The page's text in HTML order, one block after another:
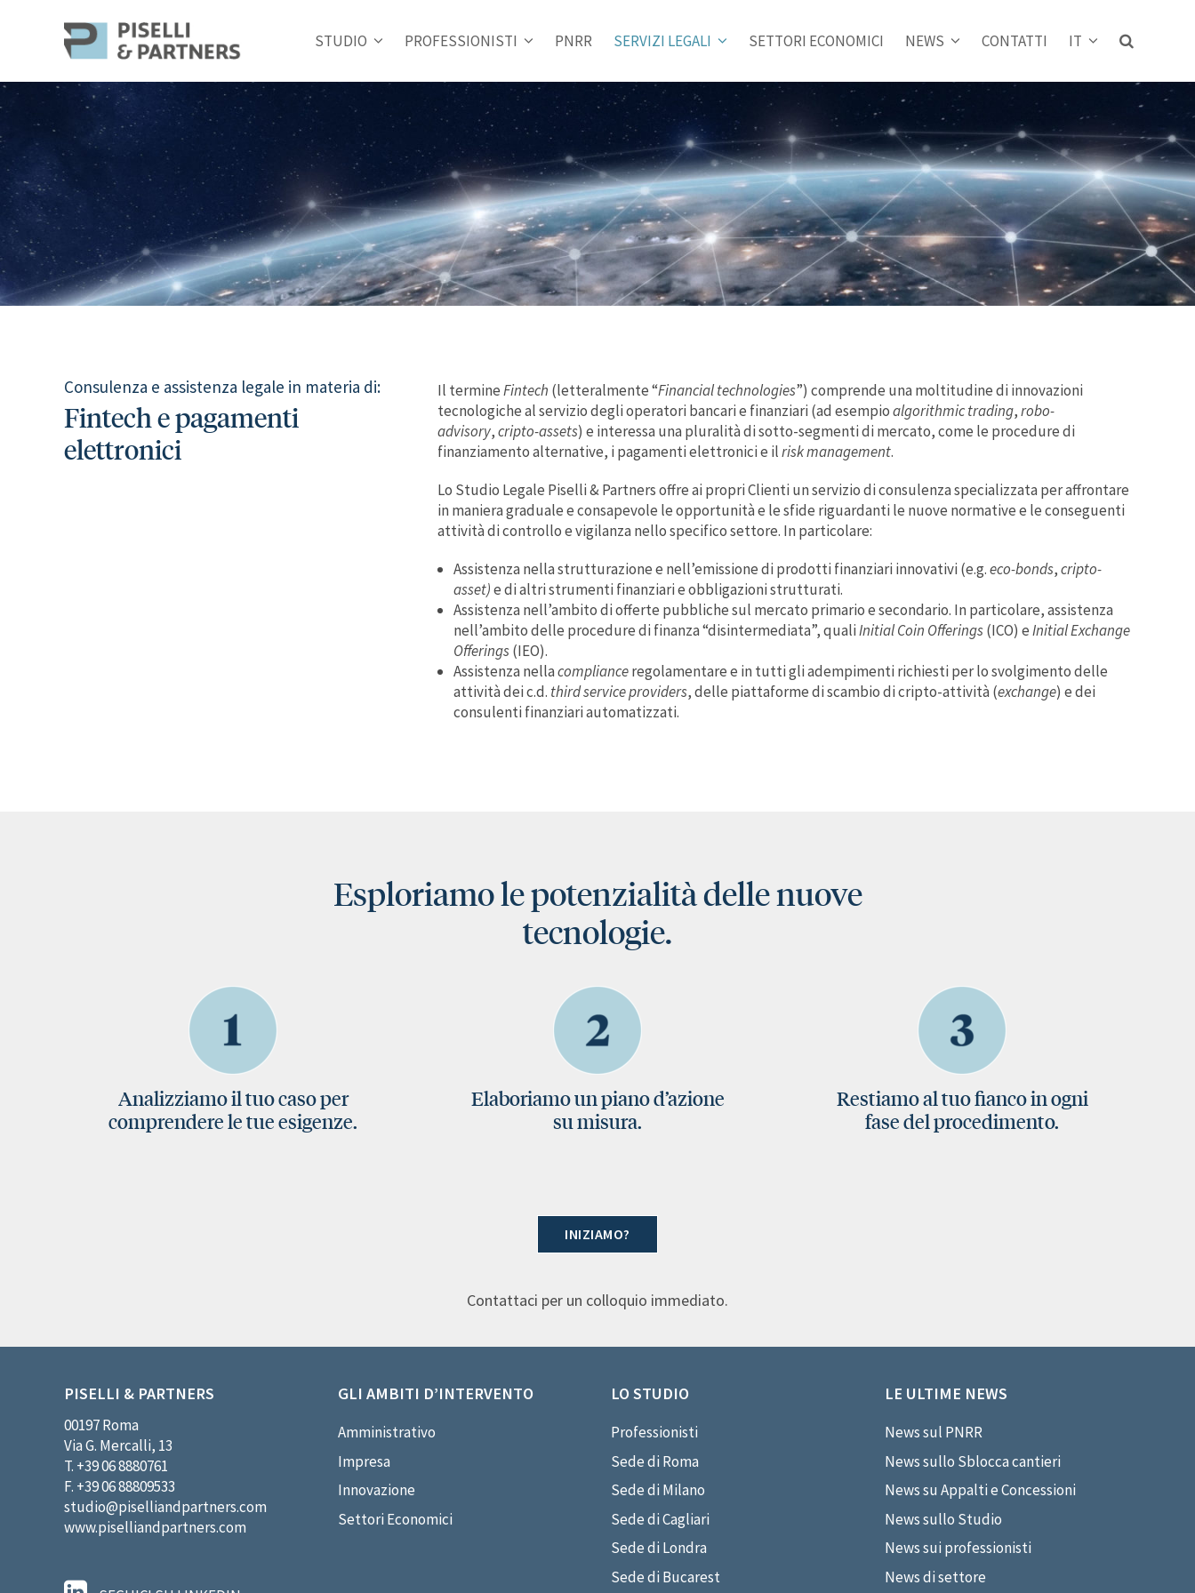
STUDIO PROFESSIONISTI PNRR SERVIZI LEGALI SETTORI ECONOMICI NEWS CONTATTI IT
Consulenza e assistenza legale in materia di:
Fintech e pagamenti
elettronici
Il termineFintech (letteralmente “Financial technologies”) comprende una moltitudine di innovazioni
tecnologiche al servizio degli operatori bancari e finanziari (ad esempioalgorithmic trading,robo-
advisory,cripto-assets) e interessa una pluralità di sotto-segmenti di mercato, come le procedure di
finanziamento alternative, i pagamenti elettronici e ilrisk management.
Lo Studio Legale Piselli & Partners offre ai propri Clienti un servizio di consulenza specializzata per affrontare
in maniera graduale e consapevole le opportunità e le sfide riguardanti le nuove normative e le conseguenti
attività di controllo e vigilanza nello specifico settore. In particolare:
Assistenza nella strutturazione e nell’emissione di prodotti finanziari innovativi (e.g.eco-bonds,cripto-
asset)e di altri strumenti finanziari e obbligazioni strutturati.
Assistenza nell’ambito di offerte pubbliche sul mercato primario e secondario. In particolare, assistenza
nell’ambito delle procedure di finanza “disintermediata”, qualiInitial Coin Offerings(ICO) eInitial Exchange
Offerings(IEO).
Assistenza nellacomplianceregolamentare e in tutti gli adempimenti richiesti per lo svolgimento delle
attività dei c.d. third service providers, delle piattaforme di scambio di cripto-attività (exchange) e dei
consulenti finanziari automatizzati.
Esploriamo le potenzialità delle nuove
tecnologie.
Analizziamo il tuo caso per
comprendere le tue esigenze.
Elaboriamo un piano d’azione
su misura.
Restiamo al tuo fianco in ogni
fase del procedimento.
INIZIAMO?
Contattaci per un colloquio immediato.
PISELLI & PARTNERS
00197 Roma
Via G. Mercalli, 13
T. +39 06 8880761
F. +39 06 88809533
studio@piselliandpartners.com
www.piselliandpartners.com
GLI AMBITI D’INTERVENTO
Amministrativo
Impresa
Innovazione
Settori Economici
LO STUDIO
Professionisti
Sede di Roma
Sede di Milano
Sede di Cagliari
Sede di Londra
Sede di Bucarest
LE ULTIME NEWS
News sul PNRR
News sullo Sblocca cantieri
News su Appalti e Concessioni
News sullo Studio
News sui professionisti
News di settore